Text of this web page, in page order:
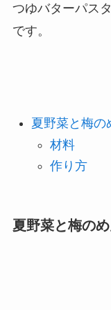
つゆバターパス
です。
夏野菜と梅の
材料
作り方
夏野菜と梅の